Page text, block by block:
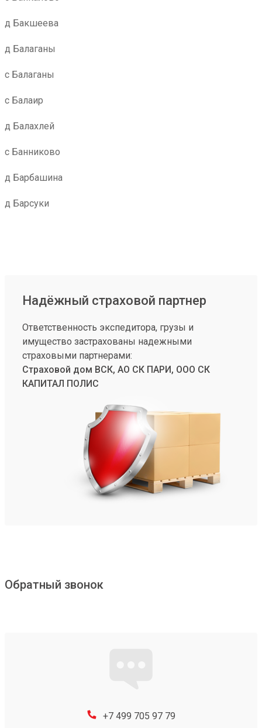
д Бакшеева
д Балаганы
с Балаганы
с Балаир
д Балахлей
с Банниково
д Барбашина
д Барсуки
Надёжный страховой партнер
Ответственность экспедитора, грузы и
имущество застрахованы надежными
страховыми партнерами:
Страховой дом ВСК, АО СК ПАРИ, ООО СК
КАПИТАЛ ПОЛИС
Обратный звонок
+7 499 705 97 79